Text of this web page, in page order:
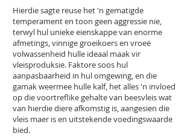
Hierdie sagte reuse het 'n gematigde
temperament en toon geen aggressie nie,
terwyl hul unieke eienskappe van enorme
afmetings, vinnige groeikoers en vroeë
volwassenheid hulle ideaal maak vir
vleisproduksie. Faktore soos hul
aanpasbaarheid in hul omgewing, en die
gamak weermee hulle kalf, het alles 'n invloed
op die voortreflike gehalte van beesvleis wat
van hierdie diere afkomstig is, aangesien die
vleis maer is en uitstekende voedingswaarde
bied.